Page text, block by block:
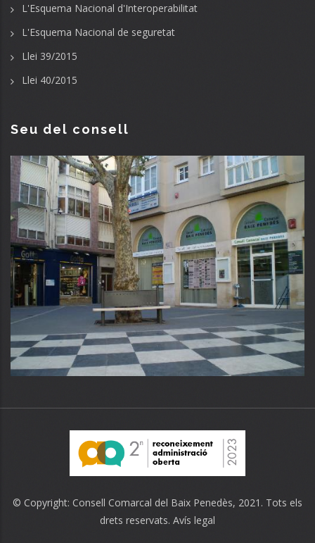
L'Esquema Nacional d'Interoperabilitat
L'Esquema Nacional de seguretat
Llei 39/2015
Llei 40/2015
Seu del consell
© Copyright: Consell Comarcal del Baix Penedès, 2021. Tots els
drets reservats. Avís legal